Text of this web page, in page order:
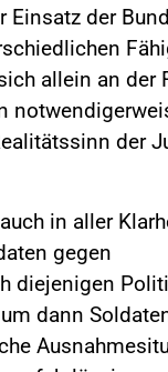
Einsatz der
allein an der
der
in aller
gegen
diejenigen
dann